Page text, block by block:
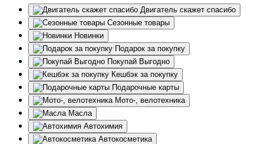
Двигатель скажет спасибо
Сезонные товары
Новинки
Подарок за покупку
Покупай Выгодно
Кешбэк за покупку
Подарочные карты
Мото-, велотехника
Масла
Автохимия
Автокосметика